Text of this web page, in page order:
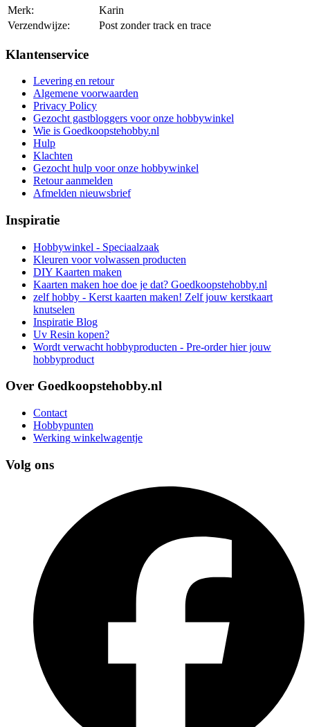
Merk:
Karin
Verzendwijze:
Post zonder track en trace
Klantenservice
Levering en retour
Algemene voorwaarden
Privacy Policy
Gezocht gastbloggers voor onze hobbywinkel
Wie is Goedkoopstehobby.nl
Hulp
Klachten
Gezocht hulp voor onze hobbywinkel
Retour aanmelden
Afmelden nieuwsbrief
Inspiratie
Hobbywinkel - Speciaalzaak
Kleuren voor volwassen producten
DIY Kaarten maken
Kaarten maken hoe doe je dat? Goedkoopstehobby.nl
zelf hobby - Kerst kaarten maken! Zelf jouw kerstkaart
knutselen
Inspiratie Blog
Uv Resin kopen?
Wordt verwacht hobbyproducten - Pre-order hier jouw
hobbyproduct
Over Goedkoopstehobby.nl
Contact
Hobbypunten
Werking winkelwagentje
Volg ons